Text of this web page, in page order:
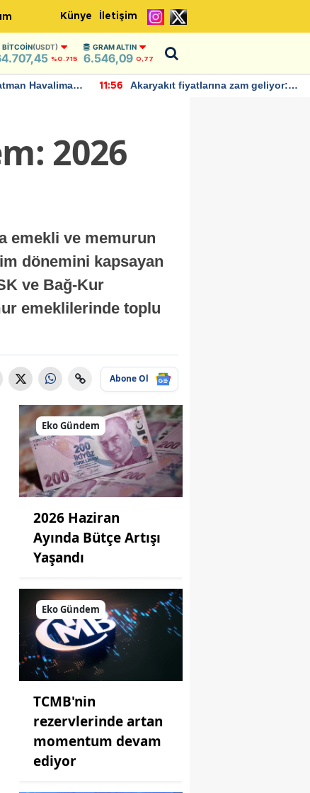
Künye İletişim
BITCOIN(USDT)
%0.715
GRAM ALTIN
6.546,09 0,77
Havalimanı
11:56
Akaryakıt fiyatlarına zam geliyor:
2026
emekli ve memurun
dönemini kapsayan
ve Bağ-Kur
emeklilerinde toplu
Abone Ol
Eko Gündem
2026 Haziran
Ayında Bütçe Artışı
Yaşandı
Eko Gündem
TCMB'nin
rezervlerinde artan
momentum devam
ediyor